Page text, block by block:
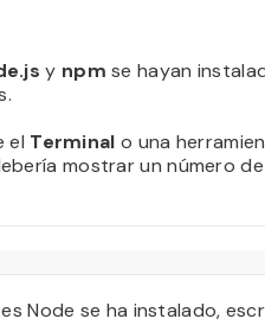
y npm se hayan
el Terminal o una
mostrar un número
Node se ha instalado,